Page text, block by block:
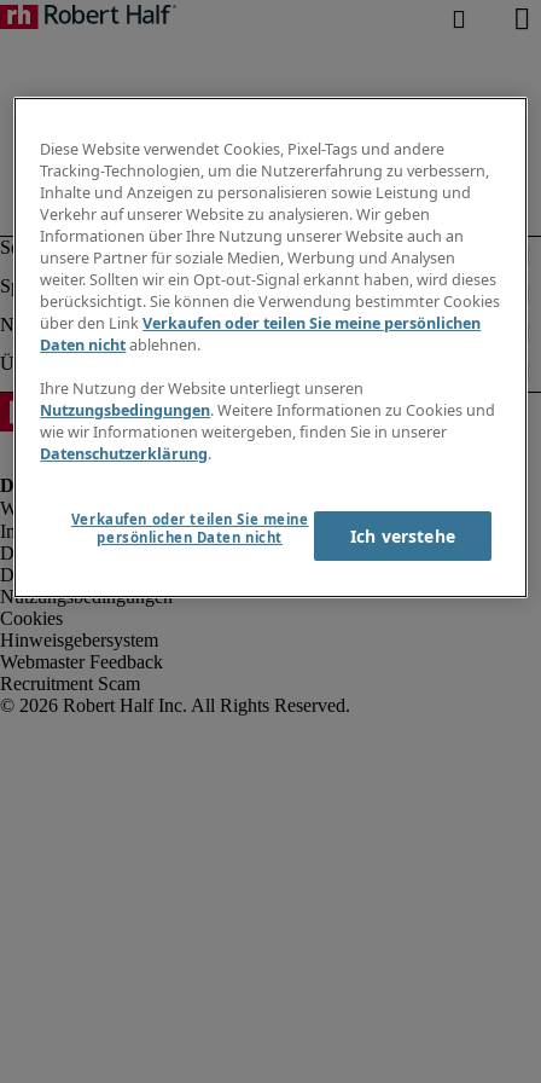
Impressum
Datenschutz
Datenschutz Arbeitnehmer/Zeitarbeitskräfte
Nutzungsbedingungen
Cookies
Hinweisgebersystem
Webmaster Feedback
Recruitment Scam
Diese Website verwendet Cookies, Pixel-Tags und andere
Tracking-Technologien, um die Nutzererfahrung zu verbessern,
Inhalte und Anzeigen zu personalisieren sowie Leistung und
Verkehr auf unserer Website zu analysieren. Wir geben
Informationen über Ihre Nutzung unserer Website auch an
unsere Partner für soziale Medien, Werbung und Analysen
weiter. Sollten wir ein Opt-out-Signal erkannt haben, wird dieses
berücksichtigt. Sie können die Verwendung bestimmter Cookies
über den LinkVerkaufen oder teilen Sie meine persönlichen
Daten nichtablehnen.
Ihre Nutzung der Website unterliegt unseren
Nutzungsbedingungen. Weitere Informationen zu Cookies und
wie wir Informationen weitergeben, finden Sie in unserer
Datenschutzerklärung.
Verkaufen oder teilen Sie meine
persönlichen Daten nicht
Ich verstehe